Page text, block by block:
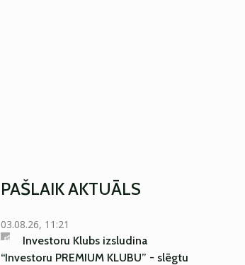
PAŠLAIK AKTUĀLS
03.08.26, 11:21
Investoru Klubs izsludina
“Investoru PREMIUM KLUBU” - slēgtu